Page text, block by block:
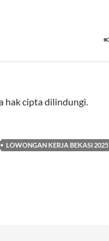
hak cipta dilindungi.
LOWONGAN KERJA BEKASI 2025